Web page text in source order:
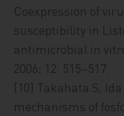
Coexpression of
susceptibility in
antimicrobial in
2006; 12: 515–517.
[10] Takahata S,
mechanisms of